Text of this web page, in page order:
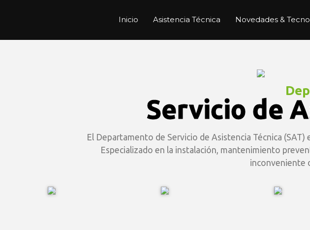
Inicio Asistencia Técnica Novedades &
Servicio de
El Departamento de Servicio de Asistencia Técnica
Especializado en la instalación, mantenimiento
inconveniente